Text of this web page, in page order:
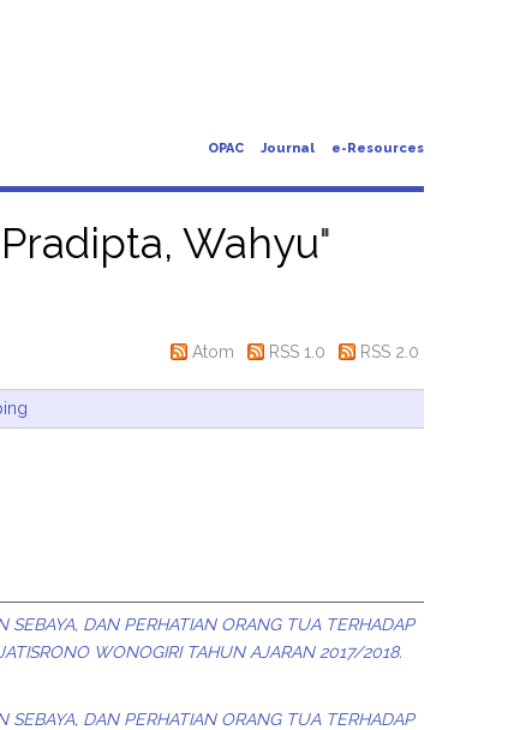
OPAC Journal e-Resources
Wahyu"
Atom RSS 1.0 RSS 2.0
DAN PERHATIAN ORANG TUA TERHADAP
WONOGIRI TAHUN AJARAN 2017/2018.
DAN PERHATIAN ORANG TUA TERHADAP